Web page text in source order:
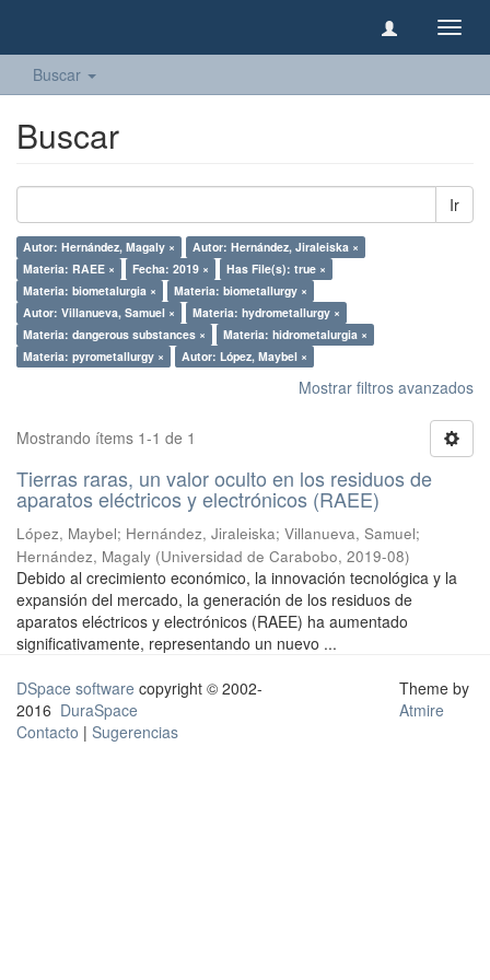
Buscar
Buscar
Ir
Autor: Hernández, Magaly ×
Autor: Hernández, Jiraleiska ×
Materia: RAEE ×
Fecha: 2019 ×
Has File(s): true ×
Materia: biometalurgia ×
Materia: biometallurgy ×
Autor: Villanueva, Samuel ×
Materia: hydrometallurgy ×
Materia: dangerous substances ×
Materia: hidrometalurgia ×
Materia: pyrometallurgy ×
Autor: López, Maybel ×
Mostrar filtros avanzados
Mostrando ítems 1-1 de 1
Tierras raras, un valor oculto en los residuos de
aparatos eléctricos y electrónicos (RAEE)
López, Maybel; Hernández, Jiraleiska; Villanueva, Samuel;
Hernández, Magaly (Universidad de Carabobo, 2019-08)
Debido al crecimiento económico, la innovación tecnológica y la
expansión del mercado, la generación de los residuos de
aparatos eléctricos y electrónicos (RAEE) ha aumentado
significativamente, representando un nuevo ...
DSpace software copyright © 2002-
2016 DuraSpace
Contacto | Sugerencias
Theme by
Atmire